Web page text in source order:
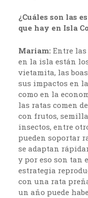
¿Cuáles son las
que hay en Isla
Mariam:Entre
en la isla están
vietamita, las
sus impactos en
como en la
las ratas comen
con frutos,
insectos, entre
pueden soportar
se adaptan
y por eso son tan
estrategia
con una rata
un año puede